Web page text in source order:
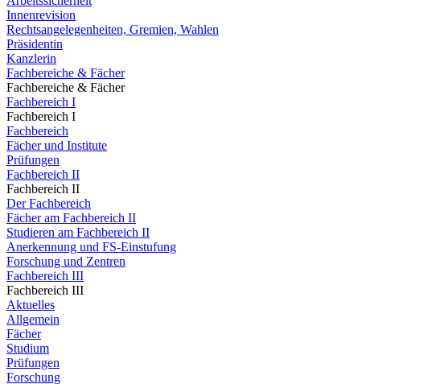
Innenrevision
Rechtsangelegenheiten, Gremien, Wahlen
Präsidentin
Kanzlerin
Fachbereiche & Fächer
Fachbereiche & Fächer
Fachbereich I
Fachbereich I
Fachbereich
Fächer und Institute
Prüfungen
Fachbereich II
Fachbereich II
Der Fachbereich
Fächer am Fachbereich II
Studieren am Fachbereich II
Anerkennung und FS-Einstufung
Forschung und Zentren
Fachbereich III
Fachbereich III
Aktuelles
Allgemein
Fächer
Studium
Prüfungen
Forschung